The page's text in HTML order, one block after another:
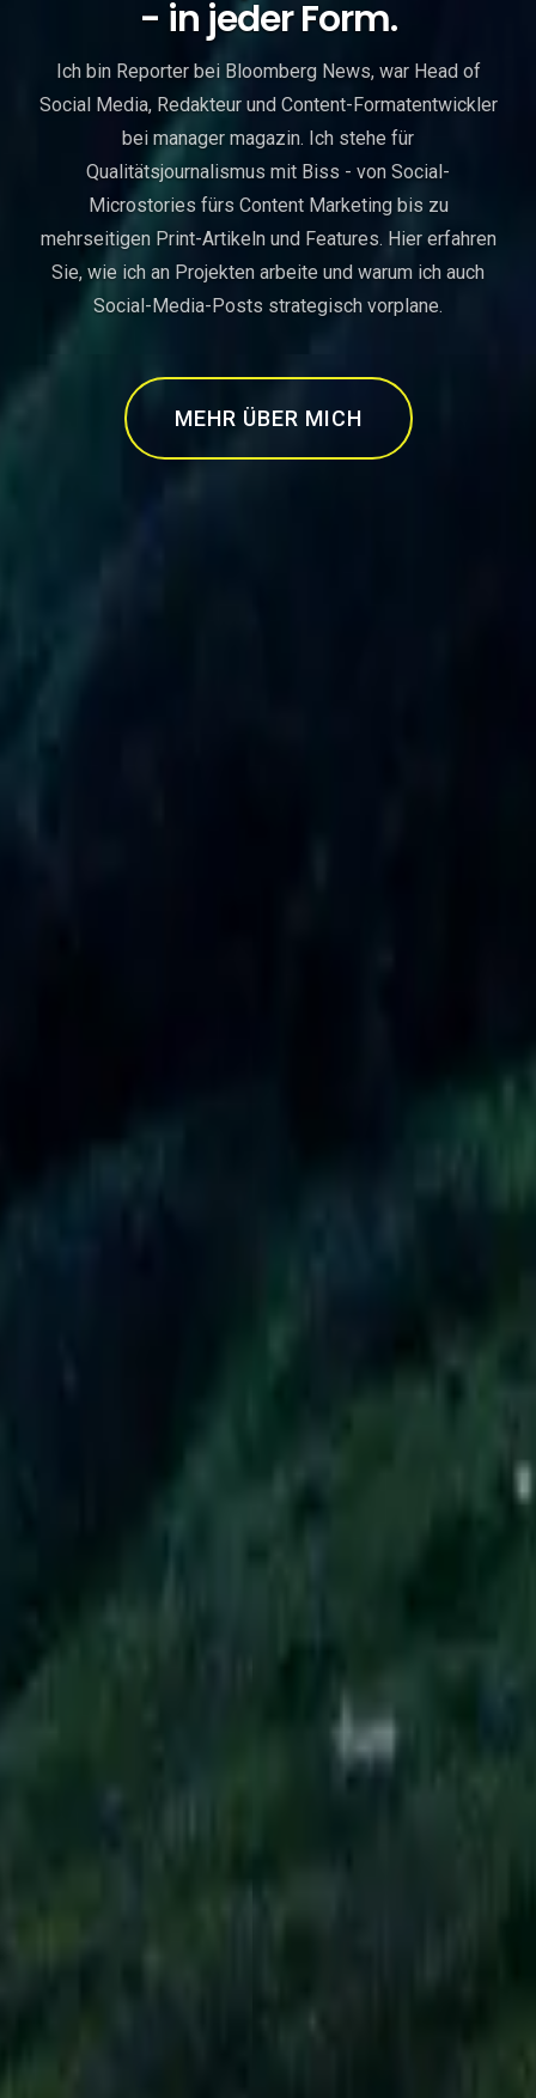
- in jeder Form.
Ich bin Reporter bei Bloomberg News, war Head of
Social Media, Redakteur und Content-Formatentwickler
bei manager magazin. Ich stehe für
Qualitätsjournalismus mit Biss - von Social-
Microstories fürs Content Marketing bis zu
mehrseitigen Print-Artikeln und Features. Hier erfahren
Sie, wie ich an Projekten arbeite und warum ich auch
Social-Media-Posts strategisch vorplane.
MEHR ÜBER MICH